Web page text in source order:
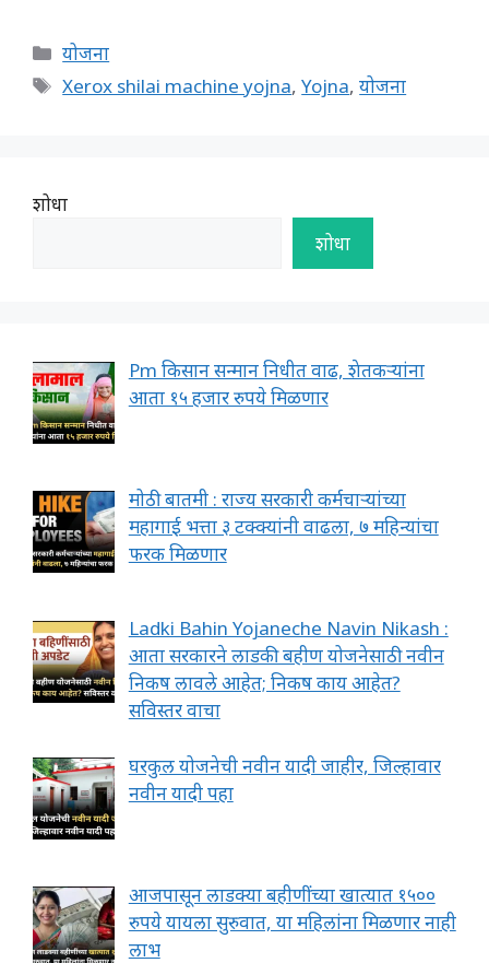
Categories
योजना
Tags
Xerox shilai machine yojna,Yojna,योजना
शोधा
शोधा
Pm किसान सन्मान निधीत वाढ, शेतकऱ्यांना
आता १५ हजार रुपये मिळणार
मोठी बातमी : राज्य सरकारी कर्मचाऱ्यांच्या
महागाई भत्ता ३ टक्क्यांनी वाढला, ७ महिन्यांचा
फरक मिळणार
Ladki Bahin Yojaneche Navin Nikash :
आता सरकारने लाडकी बहीण योजनेसाठी नवीन
निकष लावले आहेत; निकष काय आहेत?
सविस्तर वाचा
घरकुल योजनेची नवीन यादी जाहीर, जिल्हावार
नवीन यादी पहा
आजपासून लाडक्या बहीणींच्या खात्यात १५००
रुपये यायला सुरुवात, या महिलांना मिळणार नाही
लाभ